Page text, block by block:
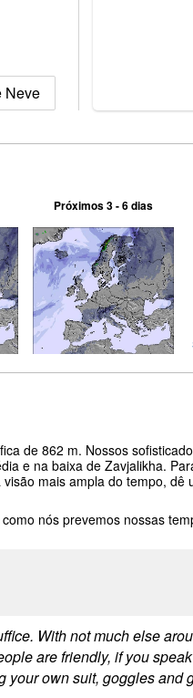
Neve
Próximos 3 - 6 dias
de 862 m. Nossos
e na baixa de Zavjalikha.
mais ampla do tempo, dê
nós prevemos nossas
With not much else
are friendly, if you
own suit, goggles and